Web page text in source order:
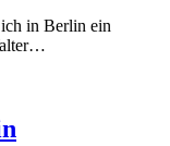
in Berlin ein